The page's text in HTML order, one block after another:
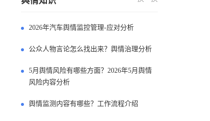
2026年汽车舆情监控管理-应对分析
公众人物言论怎么找出来？舆情治理分析
5月舆情风险有哪些方面？2026年5月舆情
风险内容分析
舆情监测内容有哪些？工作流程介绍